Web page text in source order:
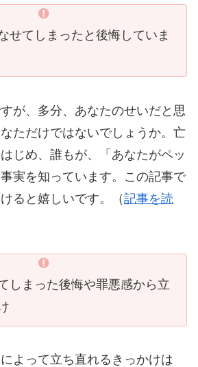
せてしまったと後悔していま
が、多分、あなたのせいだと思
ただけではないでしょうか。亡
じめ、誰もが、「あなたがペッ
実を知っています。この記事で
ると嬉しいです。（記事を読
しまった後悔や罪悪感から立
よって立ち直れるきっかけは